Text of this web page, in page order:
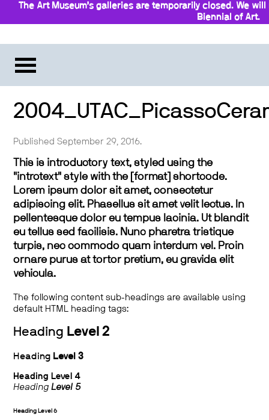
The Art Museum’s galleries are temporarily closed. We
Biennial of Art.
Published September 29, 2016.
This is introductory text, styled using the
"introtext" style with the [format] shortcode.
Lorem ipsum dolor sit amet, consectetur
adipiscing elit. Phasellus sit amet velit lectus. In
pellentesque dolor eu tempus lacinia. Ut blandit
eu tellus sed facilisis. Nunc pharetra tristique
turpis, nec commodo quam interdum vel. Proin
ornare purus at tortor pretium, eu gravida elit
vehicula.
The following content sub-headings are available using
default HTML heading tags:
Heading Level 2
Heading Level 3
Heading Level 4
HeadingLevel 5
Heading Level 6